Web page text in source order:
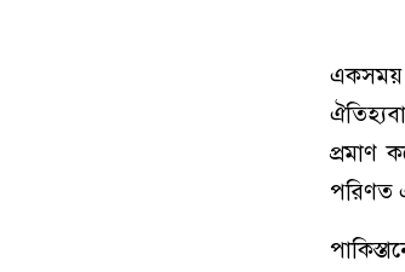
একসময়
প্রমাণ
পরিণত